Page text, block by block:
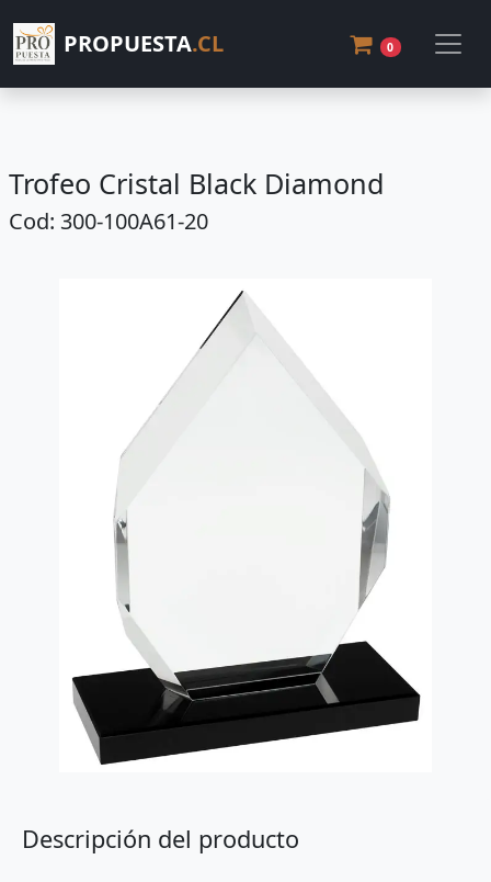
PROPUESTA.CL 0
Trofeo Cristal Black Diamond
Cod: 300-100A61-20
Descripción del producto